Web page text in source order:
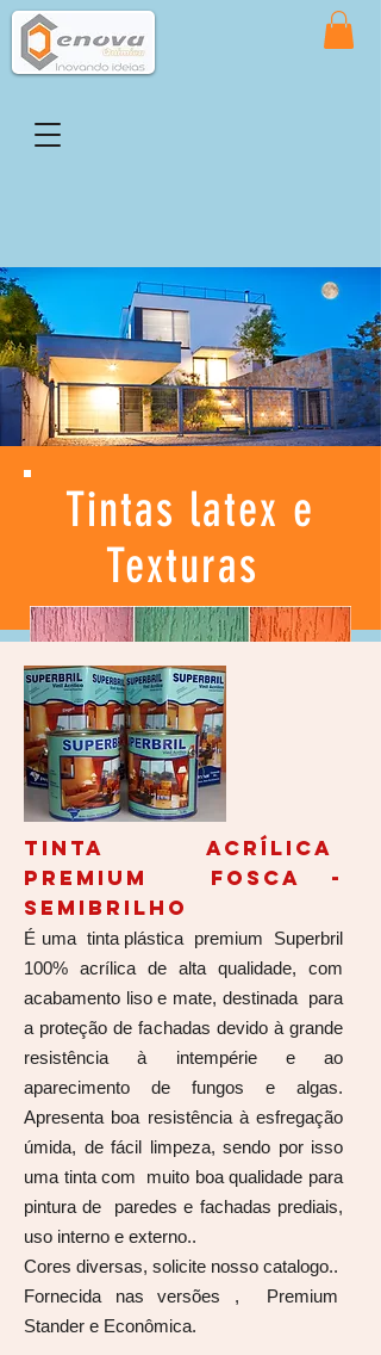
Tintas latex e
Texturas
TINTA ACRÍLICA
PREMIUM FOSCA -
SEMIBRILHO
É uma tinta plástica premium Superbril
100% acrílica de alta qualidade, com
acabamento liso e mate, destinada para
a proteção de fachadas devido à grande
resistência à intempérie e ao
aparecimento de fungos e algas.
Apresenta boa resistência à esfregação
úmida, de fácil limpeza, sendo por isso
uma tinta com muito boa qualidade para
pintura de paredes e fachadas prediais,
uso interno e externo..
Cores diversas, solicite nosso catalogo..
Fornecida nas versões , Premium
Stander e Econômica.